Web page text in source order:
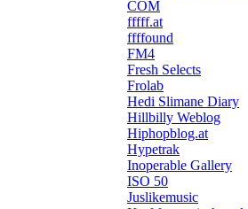
COM
fffff.at
ffffound
FM4
Fresh Selects
Frolab
Hedi Slimane Diary
Hillbilly Weblog
Hiphopblog.at
Hypetrak
Inoperable Gallery
ISO 50
Juslikemusic